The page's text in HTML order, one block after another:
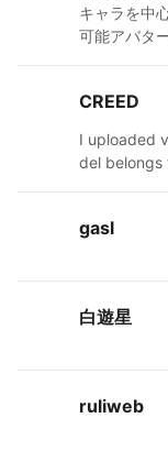
キャラを中
可能アバタ
CREED
I uploaded
del belongs
gasl
白遊星
ruliweb